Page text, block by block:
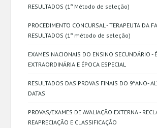
RESULTADOS (1º Método de seleção)
PROCEDIMENTO CONCURSAL - TERAPEUTA DA
RESULTADOS (1º método de seleção)
EXAMES NACIONAIS DO ENSINO SECUNDÁRIO -
EXTRAORDINÁRIA E ÉPOCA ESPECIAL
RESULTADOS DAS PROVAS FINAIS DO 9ºANO-
DATAS
PROVAS/EXAMES DE AVALIAÇÃO EXTERNA -
REAPRECIAÇÃO E CLASSIFICAÇÃO